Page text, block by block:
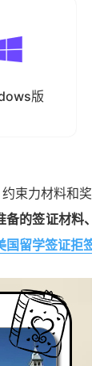
版
束力材料和
的签证材料、
国留学签证拒